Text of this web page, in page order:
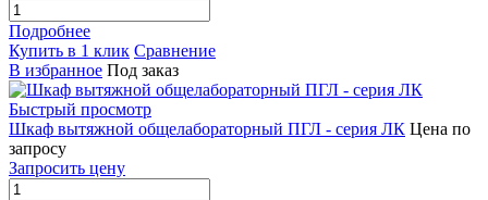
Подробнее
Купить в 1 клик Сравнение
В избранное Под заказ
Быстрый просмотр
Шкаф вытяжной общелабораторный ПГЛ - серия ЛК Цена по
запросу
Запросить цену